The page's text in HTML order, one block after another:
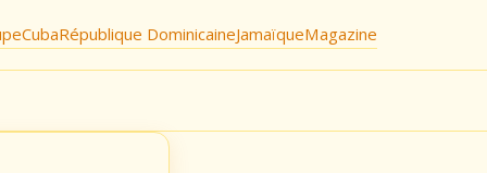
CubaRépublique DominicaineJamaïqueMagazine